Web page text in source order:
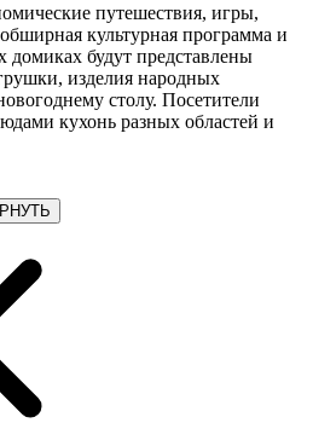
путешествия, игры,
культурная программа и
домиках будут представлены
изделия народных
столу. Посетители
кухонь разных областей и